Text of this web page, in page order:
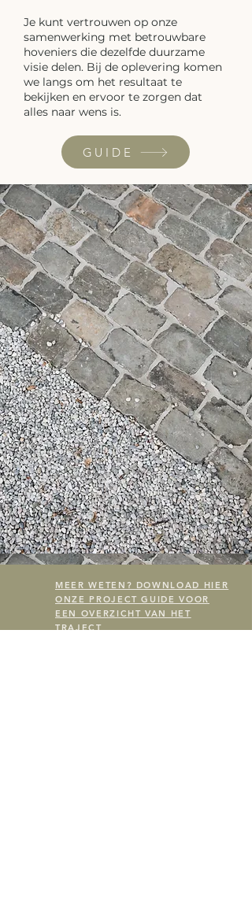
Je kunt vertrouwen op onze
samenwerking met betrouwbare
hoveniers die dezelfde duurzame
visie delen. Bij de oplevering komen
we langs om het resultaat te
bekijken en ervoor te zorgen dat
alles naar wens is.​
GUIDE
MEER WETEN? DOWNLOAD HIER
ONZE PROJECT GUIDE VOOR
EEN OVERZICHT VAN HET
TRAJECT